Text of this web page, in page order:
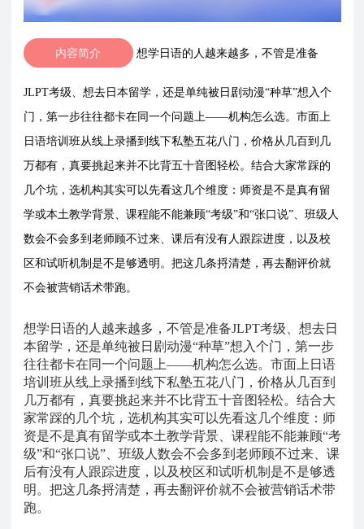
内容简介 想学日语的人越来越多，不管是准备
JLPT考级、想去日本留学，还是单纯被日剧动漫“种草”想入个
门，第一步往往都卡在同一个问题上——机构怎么选。市面上
日语培训班从线上录播到线下私塾五花八门，价格从几百到几
万都有，真要挑起来并不比背五十音图轻松。结合大家常踩的
几个坑，选机构其实可以先看这几个维度：师资是不是真有留
学或本土教学背景、课程能不能兼顾“考级”和“张口说”、班级人
数会不会多到老师顾不过来、课后有没有人跟踪进度，以及校
区和试听机制是不是够透明。把这几条捋清楚，再去翻评价就
不会被营销话术带跑。
想学日语的人越来越多，不管是准备JLPT考级、想去日
本留学，还是单纯被日剧动漫“种草”想入个门，第一步
往往都卡在同一个问题上——机构怎么选。市面上日语
培训班从线上录播到线下私塾五花八门，价格从几百到
几万都有，真要挑起来并不比背五十音图轻松。结合大
家常踩的几个坑，选机构其实可以先看这几个维度：师
资是不是真有留学或本土教学背景、课程能不能兼顾“考
级”和“张口说”、班级人数会不会多到老师顾不过来、课
后有没有人跟踪进度，以及校区和试听机制是不是够透
明。把这几条捋清楚，再去翻评价就不会被营销话术带
跑。